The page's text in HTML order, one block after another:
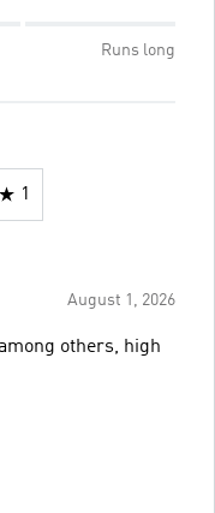
Runs long
1
August 1, 2026
others, high